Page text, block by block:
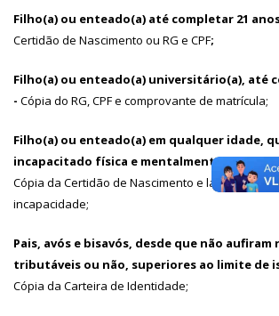
Filho(a) ou enteado(a) até completar 21
Certidão de Nascimento ou RG e CPF;
Filho(a) ou enteado(a) universitário(a), até
- Cópia do RG, CPF e comprovante de matrícula;
Filho(a) ou enteado(a) em qualquer idade,
incapacitado física e mentalmente (PCD)
Cópia da Certidão de Nascimento e laudo
incapacidade;
Pais, avós e bisavós, desde que não
tributáveis ou não, superiores ao limite de
Cópia da Carteira de Identidade;